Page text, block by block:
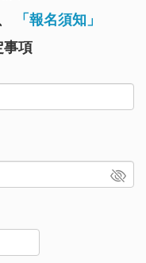
「報名須知」
事項